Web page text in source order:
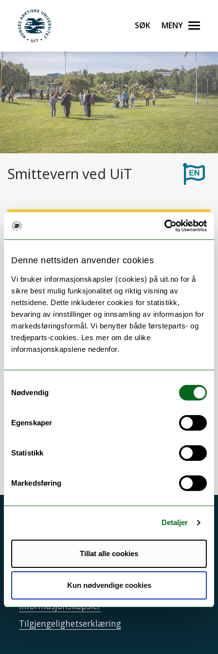
Denne nettsiden anvender cookies
Vi bruker informasjonskapsler (cookies) på uit.no for å
sikre best mulig funksjonalitet og riktig visning av
nettsidene. Dette inkluderer cookies for statistikk,
bevaring av innstillinger og innsamling av informasjon for
markedsføringsformål. Vi benytter både førsteparts- og
tredjeparts-cookies. Les mer om de ulike
informasjonskapslene nedenfor.
Nødvendig
Egenskaper
Statistikk
Markedsføring
Detaljer
Tillat alle cookies
Kun nødvendige cookies
Gå til hovedinnhold
UiT Norges arktiske universitet
Søk Meny
Smittevern ved UiT
Regjeringen fjerner smitteverntiltakene fra
Vaksine
Smittevern på
campus
En god studie- og
Til deg som har positiv koronatest og deg som er
Driftsmeldinger
Personvern ved UiT
Sikkerhet, beredskap og personvern
Informasjonskapsler
Tilgjengelighetserklæring